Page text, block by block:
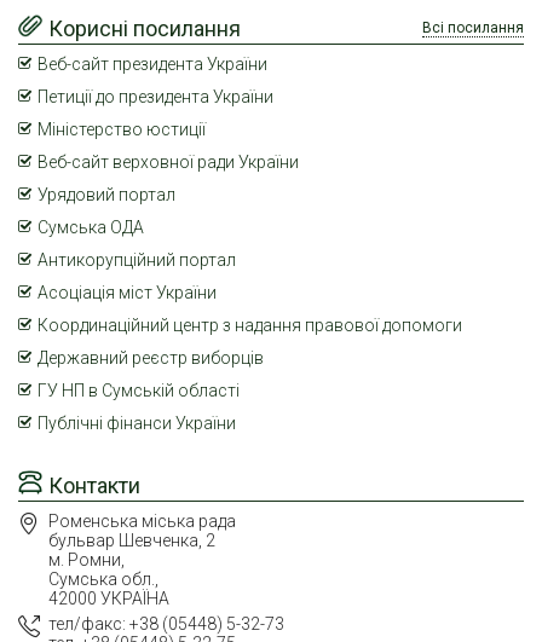
Контакти
Роменська міська рада
бульвар Шевченка, 2
м. Ромни,
Сумська обл.,
42000 УКРАЇНА
тел/факс: +38 (05448) 5-32-73
Корисні посилання Всі посилання
Веб-сайт президента України
Петиції до президента України
Міністерство юстиції
Веб-сайт верховної ради України
Урядовий портал
Сумська ОДА
Антикорупційний портал
Асоціація міст України
Координаційний центр з надання правової допомоги
Державний реєстр виборців
ГУ НП в Сумській області
Публічні фінанси України